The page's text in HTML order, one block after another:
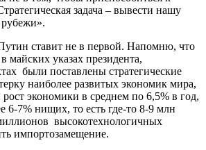
задача – вывести нашу
ставит не в первой. Напомню, что
майских указах президента,
были поставлены стратегические
наиболее развитых экономик мира,
экономики в среднем по 6,5% в год,
6-7% нищих, то есть где-то 8-9 млн
высокотехнологичных
импортозамещение.